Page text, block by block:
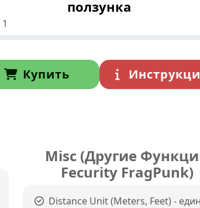
ползунка
1
Купить
Misc (Другие
Fecurity FragPunk)
Distance Unit (Meters, Feet) -